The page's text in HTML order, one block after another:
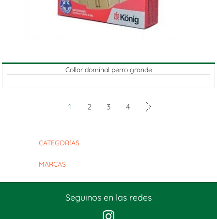
Collar dominal perro grande
1 2 3 4
CATEGORÍAS
MARCAS
Seguinos en las redes